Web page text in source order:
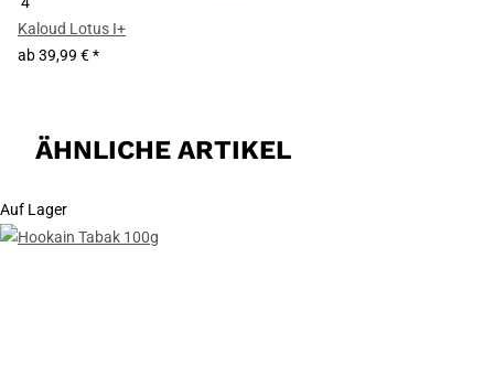
Kaloud Lotus I+
ab39,99 €*
ÄHNLICHE ARTIKEL
Auf Lager